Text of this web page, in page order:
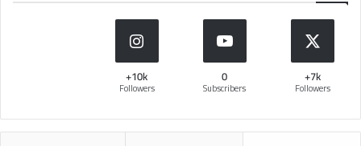
7k+
Followers
0
Subscribers
10k+
Followers